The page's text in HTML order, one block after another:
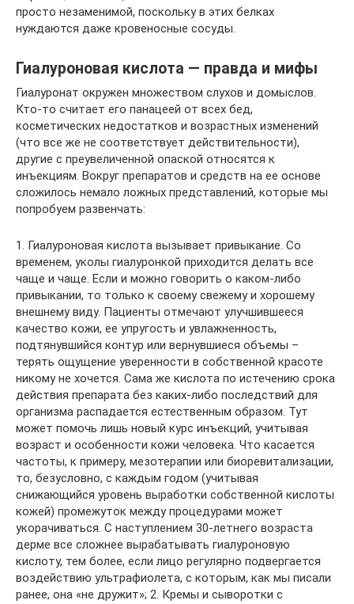
просто незаменимой, поскольку в этих белках
нуждаются даже кровеносные сосуды.
Гиалуроновая кислота — правда и мифы
Гиалуронат окружен множеством слухов и домыслов.
Кто-то считает его панацеей от всех бед,
косметических недостатков и возрастных изменений
(что все же не соответствует действительности),
другие с преувеличенной опаской относятся к
инъекциям. Вокруг препаратов и средств на ее основе
сложилось немало ложных представлений, которые мы
попробуем развенчать:
1. Гиалуроновая кислота вызывает привыкание. Со
временем, уколы гиалуронкой приходится делать все
чаще и чаще. Если и можно говорить о каком-либо
привыкании, то только к своему свежему и хорошему
внешнему виду. Пациенты отмечают улучшившееся
качество кожи, ее упругость и увлажненность,
подтянувшийся контур или вернувшиеся объемы –
терять ощущение уверенности в собственной красоте
никому не хочется. Сама же кислота по истечению срока
действия препарата без каких-либо последствий для
организма распадается естественным образом. Тут
может помочь лишь новый курс инъекций, учитывая
возраст и особенности кожи человека. Что касается
частоты, к примеру, мезотерапии или биоревитализации,
то, безусловно, с каждым годом (учитывая
снижающийся уровень выработки собственной кислоты
кожей) промежуток между процедурами может
укорачиваться. С наступлением 30-летнего возраста
дерме все сложнее вырабатывать гиалуроновую
кислоту, тем более, если лицо регулярно подвергается
воздействию ультрафиолета, с которым, как мы писали
ранее, она «не дружит»; 2. Кремы и сыворотки с